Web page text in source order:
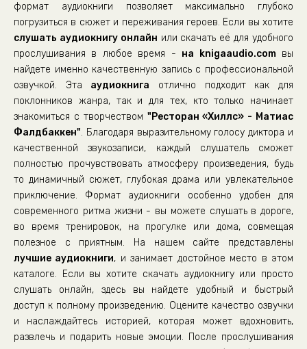
формат аудиокниги позволяет максимально глубоко
погрузиться в сюжет и переживания героев. Если вы хотите
слушать аудиокнигу онлайн или скачать её для удобного
прослушивания в любое время - на knigaaudio.comвы
найдете именно качественную запись с профессиональной
озвучкой. Эта аудиокнига отлично подходит как для
поклонников жанра, так и для тех, кто только начинает
знакомиться с творчеством "Ресторан «Хиллс» - Матиас
Фалдбаккен". Благодаря выразительному голосу диктора и
качественной звукозаписи, каждый слушатель сможет
полностью прочувствовать атмосферу произведения, будь
то динамичный сюжет, глубокая драма или увлекательное
приключение. Формат аудиокниги особенно удобен для
современного ритма жизни - вы можете слушать в дороге,
во время тренировок, на прогулке или дома, совмещая
полезное с приятным. На нашем сайте представлены
лучшие аудиокниги, и занимает достойное место в этом
каталоге. Если вы хотите скачать аудиокнигу или просто
слушать онлайн, здесь вы найдете удобный и быстрый
доступ к полному произведению. Оцените качество озвучки
и наслаждайтесь историей, которая может вдохновить,
развлечь и подарить новые эмоции. После прослушивания